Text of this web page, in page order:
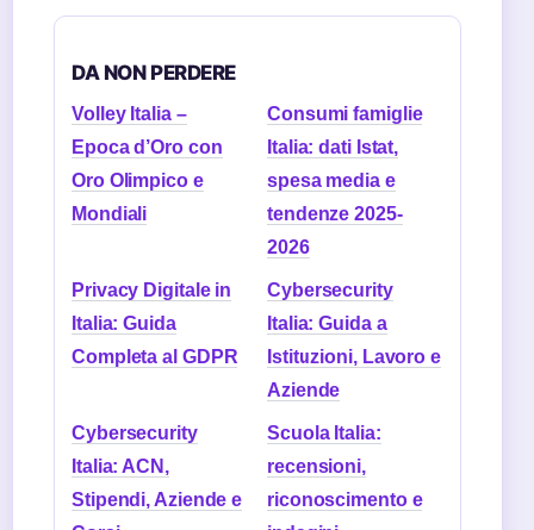
DA NON PERDERE
Volley Italia –
Epoca d’Oro con
Oro Olimpico e
Mondiali
Consumi famiglie
Italia: dati Istat,
spesa media e
tendenze 2025-
2026
Privacy Digitale in
Italia: Guida
Completa al GDPR
Cybersecurity
Italia: Guida a
Istituzioni, Lavoro e
Aziende
Cybersecurity
Italia: ACN,
Stipendi, Aziende e
Scuola Italia:
recensioni,
riconoscimento e